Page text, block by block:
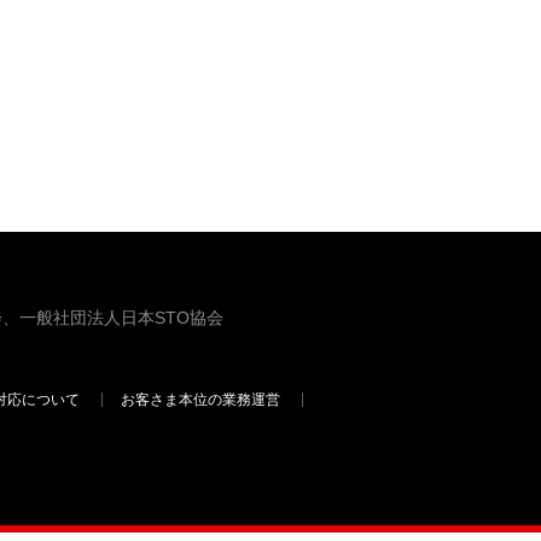
一般社団法人日本STO協会
応について お客さま本位の業務運営